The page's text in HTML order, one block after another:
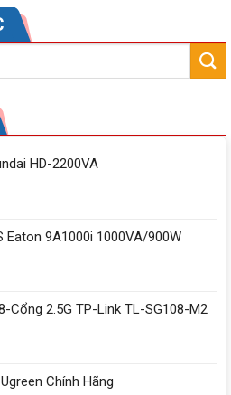
HD-2200VA
Eaton 9A1000i 1000VA/900W
Cổng 2.5G TP-Link TL-SG108-M2
Chính Hãng